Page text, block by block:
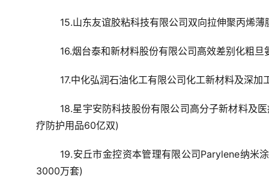
15.山东友谊胶粘科技有限公司双向拉伸聚丙烯
16.烟台泰和新材料股份有限公司高效差别化粗
17.中化弘润石油化工有限公司化工新材料及深加
18.星宇安防科技股份有限公司高分子新材料及
疗防护用品60亿双)
19.安丘市金控资本管理有限公司Parylene纳米
3000万套)